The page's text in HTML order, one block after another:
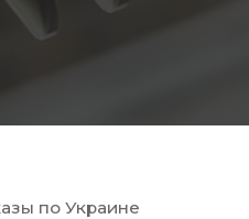
по Украине